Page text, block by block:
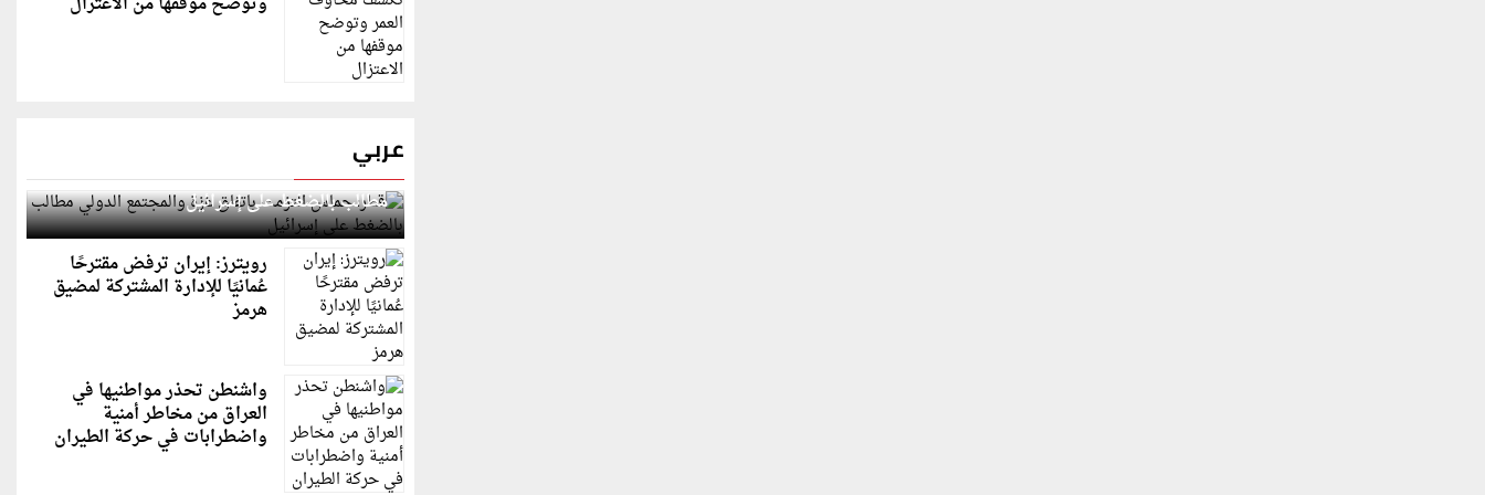
عربي
قطر: حماس التزمت باتفاق غزة والمجتمع الدولي
مطالب بالضغط على إسرائيل
رويترز: إيران ترفض مقترحًا
عُمانيًا للإدارة المشتركة لمضيق
هرمز
واشنطن تحذر مواطنيها في
العراق من مخاطر أمنية
واضطرابات في حركة الطيران